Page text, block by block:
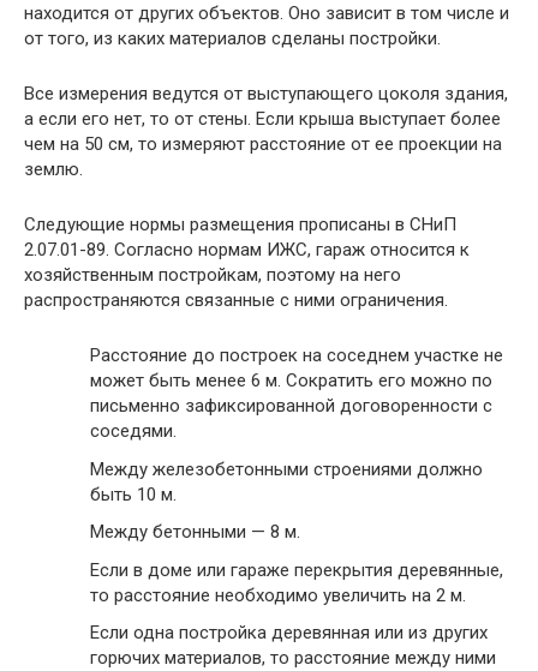
находится от других объектов. Оно зависит в том числе и
от того, из каких материалов сделаны постройки.
Все измерения ведутся от выступающего цоколя здания,
а если его нет, то от стены. Если крыша выступает более
чем на 50 см, то измеряют расстояние от ее проекции на
землю.
Следующие нормы размещения прописаны в СНиП
2.07.01-89. Согласно нормам ИЖС, гараж относится к
хозяйственным постройкам, поэтому на него
распространяются связанные с ними ограничения.
Расстояние до построек на соседнем участке не
может быть менее 6 м. Сократить его можно по
письменно зафиксированной договоренности с
соседями.
Между железобетонными строениями должно
быть 10 м.
Между бетонными — 8 м.
Если в доме или гараже перекрытия деревянные,
то расстояние необходимо увеличить на 2 м.
Если одна постройка деревянная или из других
горючих материалов, то расстояние между ними